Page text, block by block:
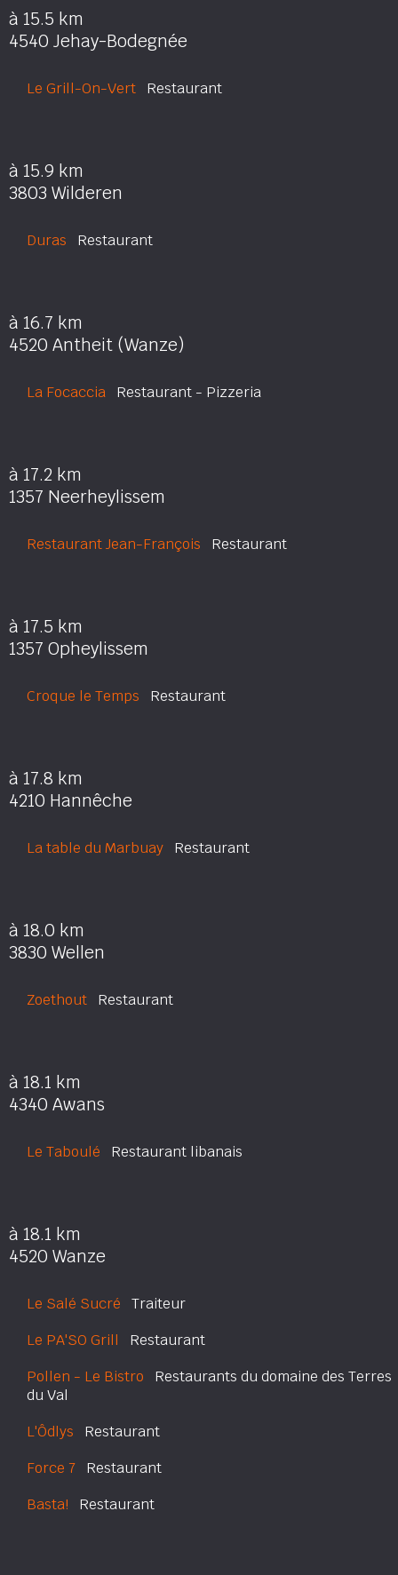
à 15.5 km
4540 Jehay-Bodegnée
Le Grill-On-Vert Restaurant
à 15.9 km
3803 Wilderen
Duras Restaurant
à 16.7 km
4520 Antheit (Wanze)
La Focaccia Restaurant - Pizzeria
à 17.2 km
1357 Neerheylissem
Restaurant Jean-François Restaurant
à 17.5 km
1357 Opheylissem
Croque le Temps Restaurant
à 17.8 km
4210 Hannêche
La table du Marbuay Restaurant
à 18.0 km
3830 Wellen
Zoethout Restaurant
à 18.1 km
4340 Awans
Le Taboulé Restaurant libanais
à 18.1 km
4520 Wanze
Le Salé Sucré Traiteur
Le PA'SO Grill Restaurant
Pollen - Le Bistro Restaurants du domaine des Terres
du Val
L'Ôdlys Restaurant
Force 7 Restaurant
Basta! Restaurant